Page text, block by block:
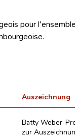
pour
Auszeichnung
Batty Weber-
zur